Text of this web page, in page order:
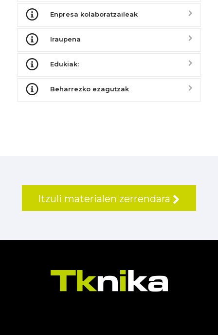
Enpresa kolaboratzaileak
Iraupena
Edukiak:
Beharrezko ezagutzak
Itzuli materialen zerrendara